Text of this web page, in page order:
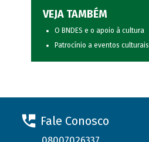
VEJA TAMBÉM
O BNDES e o apoio à cultura
Patrocínio a eventos culturais
Fale Conosco